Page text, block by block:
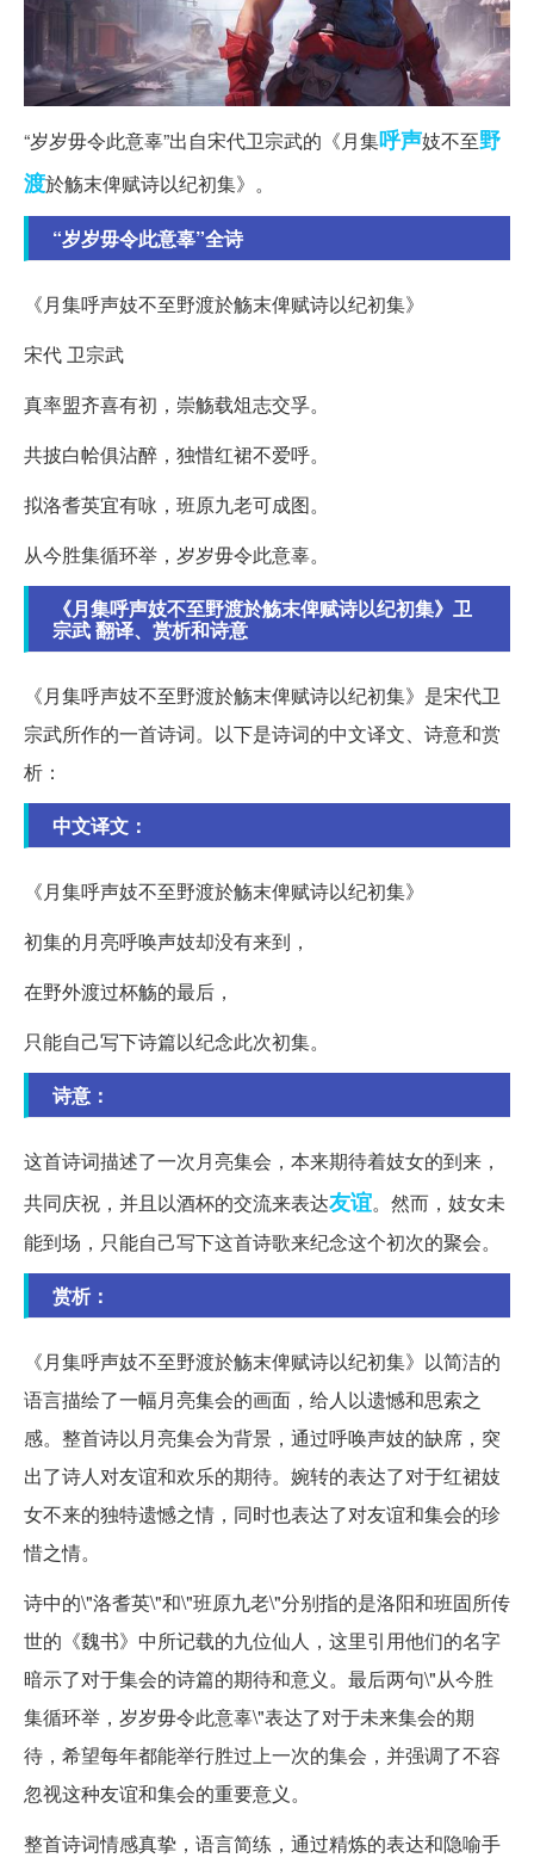
“岁岁毋令此意辜”出自宋代卫宗武的《月集呼声妓不至野
渡於觞末俾赋诗以纪初集》。
“岁岁毋令此意辜”全诗
《月集呼声妓不至野渡於觞末俾赋诗以纪初集》
宋代 卫宗武
真率盟齐喜有初，崇觞载俎志交孚。
共披白帢俱沾醉，独惜红裙不爱呼。
拟洛耆英宜有咏，班原九老可成图。
从今胜集循环举，岁岁毋令此意辜。
《月集呼声妓不至野渡於觞末俾赋诗以纪初集》卫
宗武 翻译、赏析和诗意
《月集呼声妓不至野渡於觞末俾赋诗以纪初集》是宋代卫
宗武所作的一首诗词。以下是诗词的中文译文、诗意和赏
析：
中文译文：
《月集呼声妓不至野渡於觞末俾赋诗以纪初集》
初集的月亮呼唤声妓却没有来到，
在野外渡过杯觞的最后，
只能自己写下诗篇以纪念此次初集。
诗意：
这首诗词描述了一次月亮集会，本来期待着妓女的到来，
共同庆祝，并且以酒杯的交流来表达友谊。然而，妓女未
能到场，只能自己写下这首诗歌来纪念这个初次的聚会。
赏析：
《月集呼声妓不至野渡於觞末俾赋诗以纪初集》以简洁的
语言描绘了一幅月亮集会的画面，给人以遗憾和思索之
感。整首诗以月亮集会为背景，通过呼唤声妓的缺席，突
出了诗人对友谊和欢乐的期待。婉转的表达了对于红裙妓
女不来的独特遗憾之情，同时也表达了对友谊和集会的珍
惜之情。
诗中的\"洛耆英\"和\"班原九老\"分别指的是洛阳和班固所传
世的《魏书》中所记载的九位仙人，这里引用他们的名字
暗示了对于集会的诗篇的期待和意义。最后两句\"从今胜
集循环举，岁岁毋令此意辜\"表达了对于未来集会的期
待，希望每年都能举行胜过上一次的集会，并强调了不容
忽视这种友谊和集会的重要意义。
整首诗词情感真挚，语言简练，通过精炼的表达和隐喻手